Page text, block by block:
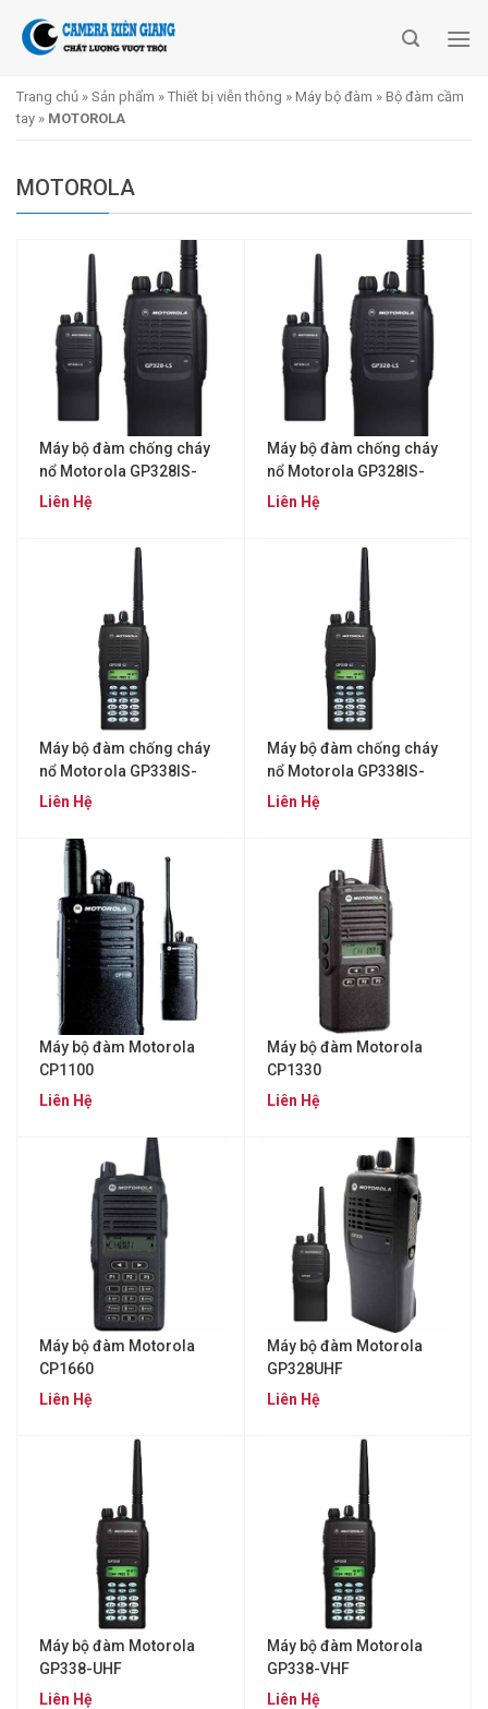
Trang chủ » Sản phẩm » Thiết bị viễn thông » Máy bộ đàm » Bộ đàm cầm
tay » MOTOROLA
MOTOROLA
Máy bộ đàm chống cháy
nổ Motorola GP328IS-
UHF
Liên Hệ
Máy bộ đàm chống cháy
nổ Motorola GP328IS-
VHF
Liên Hệ
Máy bộ đàm chống cháy
nổ Motorola GP338IS-
UHF
Liên Hệ
Máy bộ đàm chống cháy
nổ Motorola GP338IS-
VHF
Liên Hệ
Máy bộ đàm Motorola
CP1100
Liên Hệ
Máy bộ đàm Motorola
CP1330
Liên Hệ
Máy bộ đàm Motorola
CP1660
Liên Hệ
Máy bộ đàm Motorola
GP328UHF
Liên Hệ
Máy bộ đàm Motorola
GP338-UHF
Liên Hệ
Máy bộ đàm Motorola
GP338-VHF
Liên Hệ